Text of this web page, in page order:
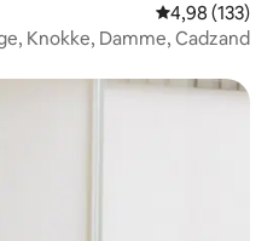
Prosječna
4,98 (133)
Knokke, Damme, Cadzand